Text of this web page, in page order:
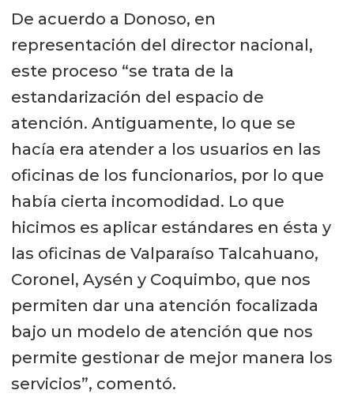
De acuerdo a Donoso, en
representación del director nacional,
este proceso “se trata de la
estandarización del espacio de
atención. Antiguamente, lo que se
hacía era atender a los usuarios en las
oficinas de los funcionarios, por lo que
había cierta incomodidad. Lo que
hicimos es aplicar estándares en ésta y
las oficinas de Valparaíso Talcahuano,
Coronel, Aysén y Coquimbo, que nos
permiten dar una atención focalizada
bajo un modelo de atención que nos
permite gestionar de mejor manera los
servicios”, comentó.